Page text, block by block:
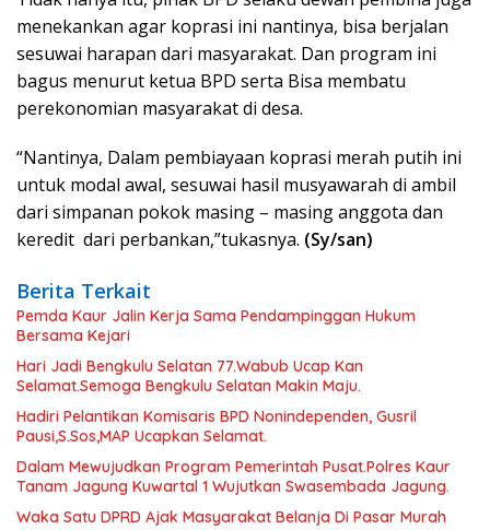
menekankan agar koprasi ini nantinya, bisa berjalan
sesuwai harapan dari masyarakat. Dan program ini
bagus menurut ketua BPD serta Bisa membatu
perekonomian masyarakat di desa.
“Nantinya, Dalam pembiayaan koprasi merah putih ini
untuk modal awal, sesuwai hasil musyawarah di ambil
dari simpanan pokok masing – masing anggota dan
keredit dari perbankan,”tukasnya. (Sy/san)
Berita Terkait
Pemda Kaur Jalin Kerja Sama Pendampinggan Hukum
Bersama Kejari
Hari Jadi Bengkulu Selatan 77.Wabub Ucap Kan
Selamat.Semoga Bengkulu Selatan Makin Maju.
Hadiri Pelantikan Komisaris BPD Nonindependen, Gusril
Pausi,S.Sos,MAP Ucapkan Selamat.
Dalam Mewujudkan Program Pemerintah Pusat.Polres Kaur
Tanam Jagung Kuwartal 1 Wujutkan Swasembada Jagung.
Waka Satu DPRD Ajak Masyarakat Belanja Di Pasar Murah